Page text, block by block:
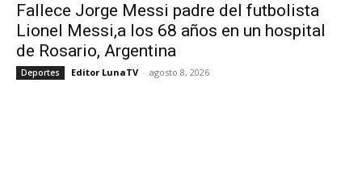
Fallece Jorge Messi padre del futbolista
Lionel Messi,a los 68 años en un hospital
de Rosario, Argentina
Deportes Editor LunaTV - agosto 8, 2026